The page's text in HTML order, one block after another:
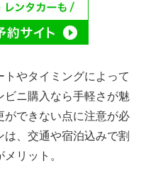
やタイミングによって
ビニ購入なら手軽さが魅
ができない点に注意が必
、交通や宿泊込みで割
リット。